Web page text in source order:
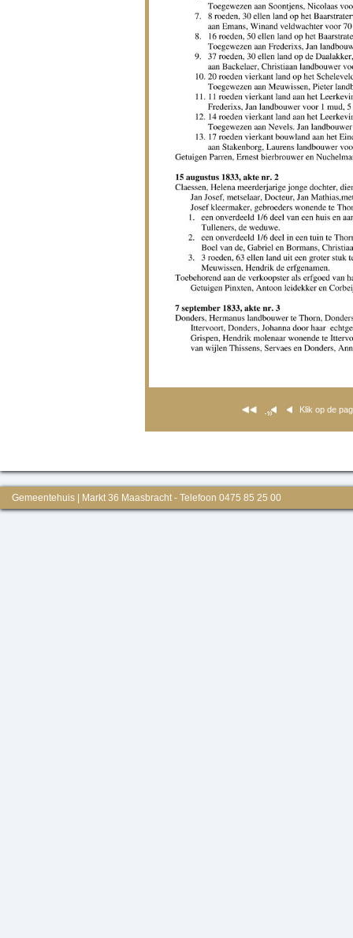
Klik op de
Gemeentehuis | Markt 36 Maasbracht - Telefoon 0475 85 25 00